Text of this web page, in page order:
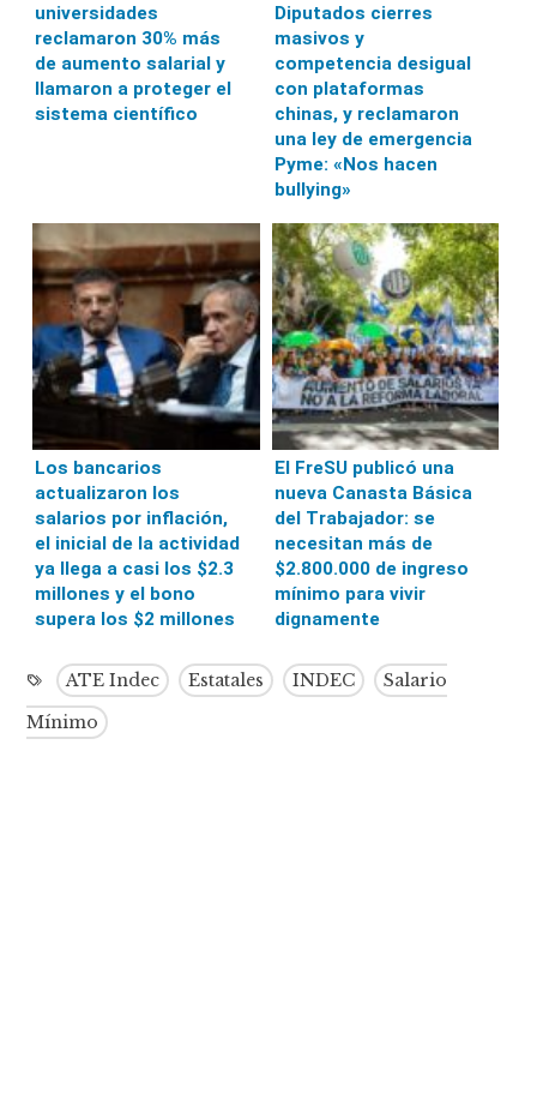
universidades
reclamaron 30% más
de aumento salarial y
llamaron a proteger el
sistema científico
Diputados cierres
masivos y
competencia desigual
con plataformas
chinas, y reclamaron
una ley de emergencia
Pyme: «Nos hacen
bullying»
Los bancarios
actualizaron los
salarios por inflación,
el inicial de la actividad
ya llega a casi los $2.3
millones y el bono
supera los $2 millones
El FreSU publicó una
nueva Canasta Básica
del Trabajador: se
necesitan más de
$2.800.000 de ingreso
mínimo para vivir
dignamente
ATE Indec Estatales INDEC
Salario
Mínimo